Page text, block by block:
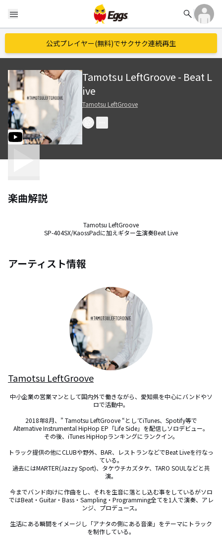
menu search
公式プレイヤー(無料)でサクサク連続再生
Tamotsu LeftGroove - Beat L
ive
Tamotsu LeftGroove
楽曲解説
Tamotsu LeftGroove
SP-404SX/KaossPadに加えギター生演奏Beat Live
アーティスト情報
Tamotsu LeftGroove
中小企業の営業マンとして国内外で働きながら、愛知県を中心にバンドやソ
ロで活動中。
2018年8月、” Tamotsu LeftGroove “としてiTunes、Spotify等で
Alternative Instrumental HipHop EP「Life Side」を配信しソロデビュー。
その後、iTunes HipHopランキングにランクイン。
トラック提供の他にCLUBや野外、BAR、レストランなどでBeat Liveを行なっ
ている。
過去にはMARTER(Jazzy Sport)、タケウチカズタケ、TARO SOULなどと共
演。
今までバンド向けに作曲をし、それを生音に落とし込む事をしているがソロ
ではBeat・Guitar・Bass・Sampling・Programming全てを1人で演奏、アレ
ンジ、プロデュース。
生活にある瞬間をイメージし「アナタの側にある音楽」をテーマにトラック
を制作している。